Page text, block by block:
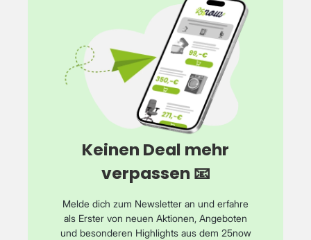
Keinen Deal mehr
verpassen 📧
Melde dich zum Newsletter an und erfahre
als Erster von neuen Aktionen, Angeboten
und besonderen Highlights aus dem 25now